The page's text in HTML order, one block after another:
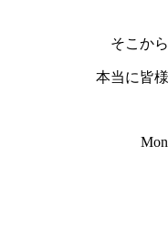
そこか
本当に皆